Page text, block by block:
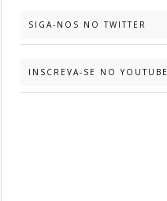
SIGA-NOS NO TWITTER
INSCREVA-SE NO YOUTUBE